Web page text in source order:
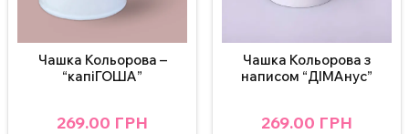
Чашка Кольорова –
“капіГОША”
269.00 ГРН
Чашка Кольорова з
написом “ДІМАнус”
269.00 ГРН